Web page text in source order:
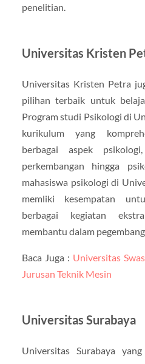
penelitian.
Universitas Kristen
Universitas Kristen Petra
pilihan terbaik untuk
Program studi Psikologi di
kurikulum yang
berbagai aspek
perkembangan hingga
mahasiswa psikologi di
memliki kesempatan
berbagai kegiatan
membantu dalam
Baca Juga : Universitas
Jurusan Teknik Mesin
Universitas Surabaya
Universitas Surabaya